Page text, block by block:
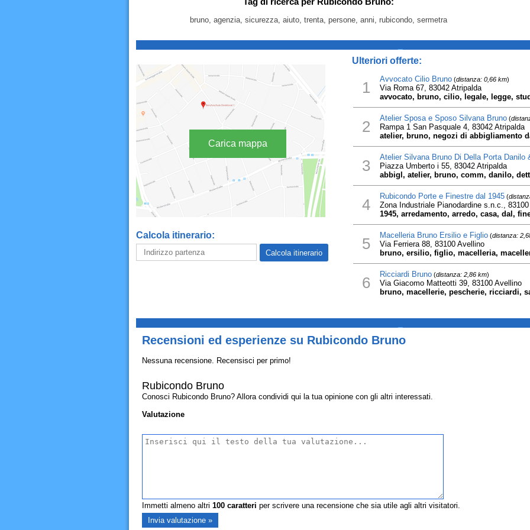
bruno, agenzia, sicurezza, aiuto, trenta, persone, anni, rubicondo, sermetra
Carica mappa
Calcola itinerario:
Ulteriori offerte:
1 Avvocato Cilio Bruno(distanza: 0,66 km)
Via Roma 67, 83042 Atripalda
avvocato, bruno, cilio, legale, legge,
2 Atelier Sposa e Sposo Silvana Bruno(
Rampa 1 San Pasquale 4, 83042 Atripalda
atelier, bruno, negozi di abbigliamento
3 Atelier Silvana Bruno Di Della Porta Danilo
Piazza Umberto i 55, 83042 Atripalda
abbigl, atelier, bruno, comm, danilo,
4 Rubicondo Porte e Finestre dal 1945(
Zona Industriale Pianodardine s.n.c.,
1945, arredamento, arredo, casa, dal,
5 Macelleria Bruno Ersilio e Figlio(distanza:
Via Ferriera 88, 83100 Avellino
bruno, ersilio, figlio, macelleria,
6 Ricciardi Bruno(distanza: 2,86 km)
Via Giacomo Matteotti 39, 83100 Avellino
bruno, macellerie, pescherie, ricciardi,
Recensioni ed esperienze su Rubicondo Bruno
Nessuna recensione. Recensisci per primo!
Rubicondo Bruno
Conosci Rubicondo Bruno? Allora condividi qui la tua opinione con gli altri interessati.
Valutazione
Immetti almeno altri 100caratteri per scrivere una recensione che sia utile agli altri visitatori.